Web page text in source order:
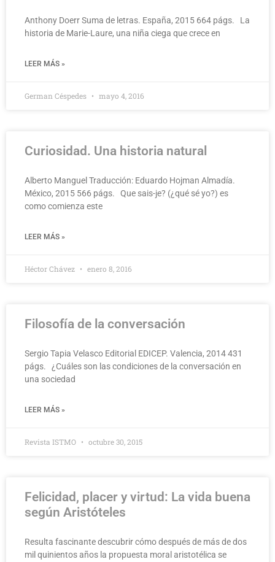
Anthony Doerr Suma de letras. España, 2015 664 págs. La
historia de Marie-Laure, una niña ciega que crece en
LEER MÁS »
German Céspedes mayo 4, 2016
Curiosidad. Una historia natural
Alberto Manguel Traducción: Eduardo Hojman Almadía.
México, 2015 566 págs. Que sais-je? (¿qué sé yo?) es
como comienza este
LEER MÁS »
Héctor Chávez enero 8, 2016
Filosofía de la conversación
Sergio Tapia Velasco Editorial EDICEP. Valencia, 2014 431
págs. ¿Cuáles son las condiciones de la conversación en
una sociedad
LEER MÁS »
Revista ISTMO octubre 30, 2015
Felicidad, placer y virtud: La vida buena
según Aristóteles
Resulta fascinante descubrir cómo después de más de dos
mil quinientos años la propuesta moral aristotélica se